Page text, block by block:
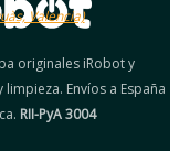
Valencia)
originales iRobot y
Envíos a España
RII-PyA 3004